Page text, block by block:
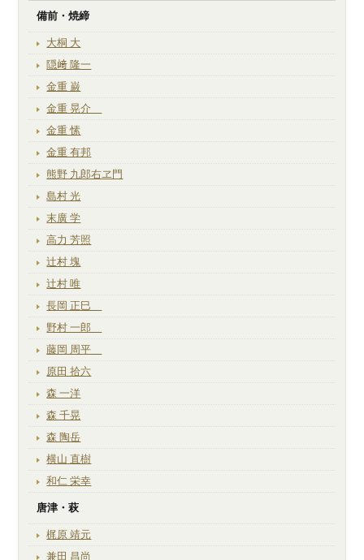
備前・焼締
大桐 大
隠﨑 隆一
金重 巌
金重 晃介
金重 愫
金重 有邦
熊野 九郎右ヱ門
島村 光
末廣 学
高力 芳照
辻村 塊
辻村 唯
長岡 正巳
野村 一郎
藤岡 周平
原田 拾六
森 一洋
森 千晃
森 陶岳
横山 直樹
和仁 栄幸
唐津・萩
梶原 靖元
兼田 昌尚